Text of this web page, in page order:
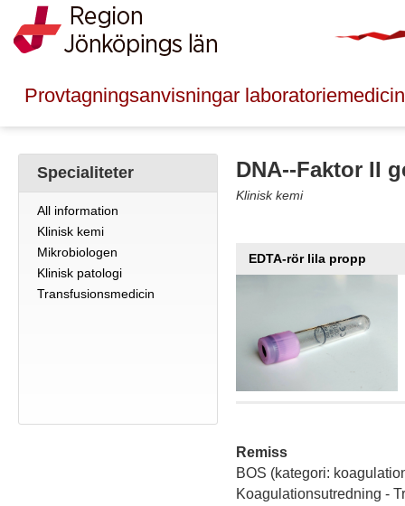
Provtagningsanvisningar laboratoriemedicin
Specialiteter
All information
Klinisk kemi
Mikrobiologen
Klinisk patologi
Transfusionsmedicin
DNA--Faktor II
Klinisk kemi
EDTA-rör lila propp
Remiss
BOS (kategori:
Koagulationsutredning -